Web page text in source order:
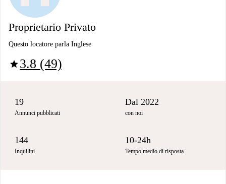
Proprietario Privato
Questo locatore parla Inglese
star3.8 (49)
19
Annunci pubblicati
Dal 2022
con noi
144
Inquilini
10-24h
Tempo medio di risposta